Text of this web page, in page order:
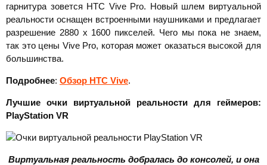
гарнитура зовется HTC Vive Pro. Новый шлем виртуальной
реальности оснащен встроенными наушниками и предлагает
разрешение 2880 х 1600 пикселей. Чего мы пока не знаем,
так это цены Vive Pro, которая может оказаться высокой для
большинства.
Подробнее: Обзор HTC Vive.
Лучшие очки виртуальной реальности для геймеров:
PlayStation VR
Виртуальная реальность добралась до консолей, и она